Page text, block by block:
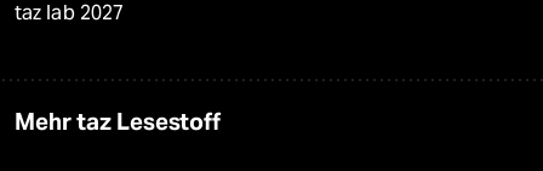
taz lab 2027
Mehr taz Lesestoff